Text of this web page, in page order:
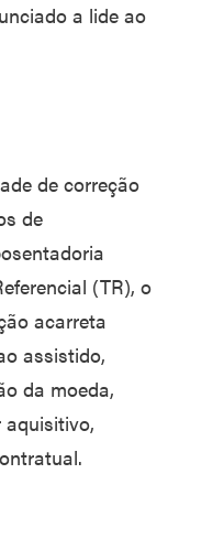
a lide ao
de correção
de
(TR), o
acarreta
assistido,
da moeda,
aquisitivo,